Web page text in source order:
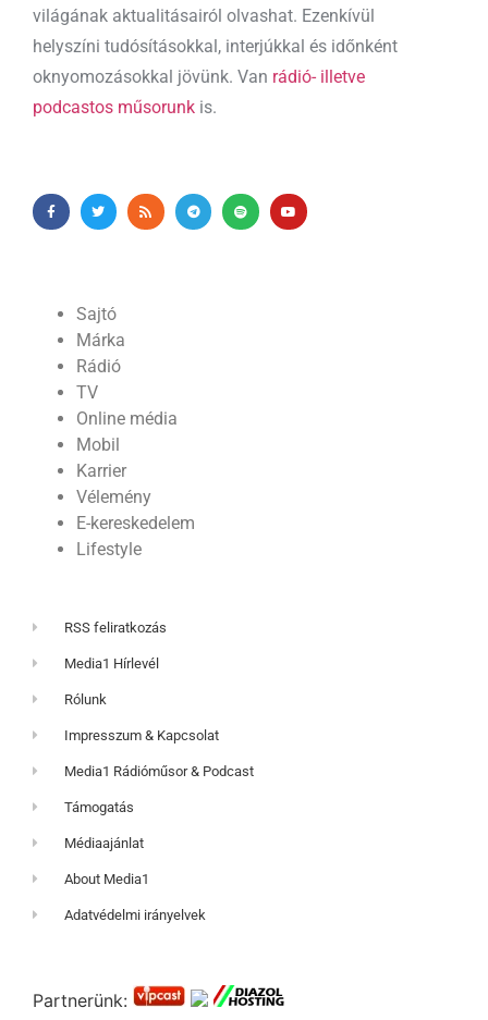
világának aktualitásairól olvashat. Ezenkívül
helyszíni tudósításokkal, interjúkkal és időnként
oknyomozásokkal jövünk. Van rádió- illetve
podcastos műsorunk is.
Sajtó
Márka
Rádió
TV
Online média
Mobil
Karrier
Vélemény
E-kereskedelem
Lifestyle
RSS feliratkozás
Media1 Hírlevél
Rólunk
Impresszum & Kapcsolat
Media1 Rádióműsor & Podcast
Támogatás
Médiaajánlat
About Media1
Adatvédelmi irányelvek
Partnerünk: